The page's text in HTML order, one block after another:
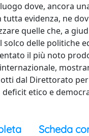
dove, ancora
evidenza, ne
quelle che, a
delle politiche
il più noto
dal Direttorato
etico e
Scheda